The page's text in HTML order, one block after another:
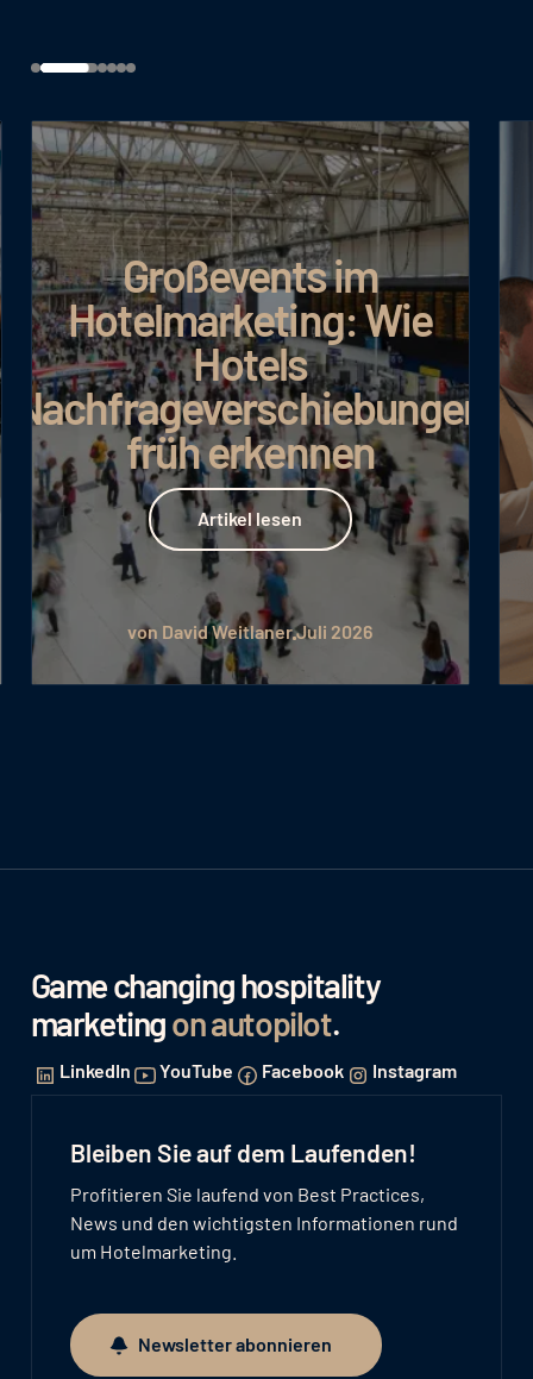
Großevents im
Hotelmarketing: Wie
Hotels
Nachfrageverschiebungen
früh erkennen
Artikel lesen
Artikel lesen
von David WeitlanerJuli 2026
Game changing hospitality
marketingon autopilot.
LinkedIn YouTube Facebook Instagram
Bleiben Sie auf dem Laufenden!
Profitieren Sie laufend von Best Practices,
News und den wichtigsten Informationen rund
um Hotelmarketing.
Newsletter abonnieren
Newsletter abonnieren